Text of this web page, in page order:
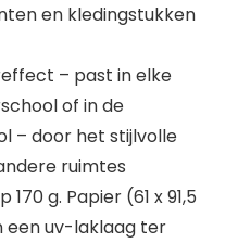
en kledingstukken
– past in elke
of in de
– door het stijlvolle
ruimtes
g. Papier (61 x 91,5
een uv-laklaag ter